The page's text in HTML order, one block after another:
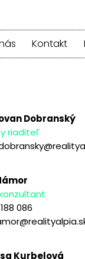
Kontakt
Dobranský
riaditeľ
086
Kurbelová